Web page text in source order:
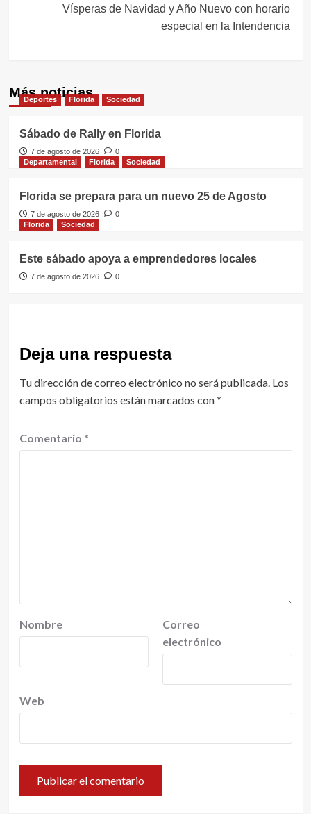
Vísperas de Navidad y Año Nuevo con horario
especial en la Intendencia
Más noticias
Deportes Florida Sociedad
Sábado de Rally en Florida
7 de agosto de 2026
0
Departamental
Florida Sociedad
Florida se prepara para un nuevo 25 de Agosto
7 de agosto de 2026
0
Florida
Sociedad
Este sábado apoya a emprendedores locales
7 de agosto de 2026 0
Deja una respuesta
Tu dirección de correo electrónico no será publicada. Los
campos obligatorios están marcados con*
Comentario *
Nombre
Correo
electrónico
Web